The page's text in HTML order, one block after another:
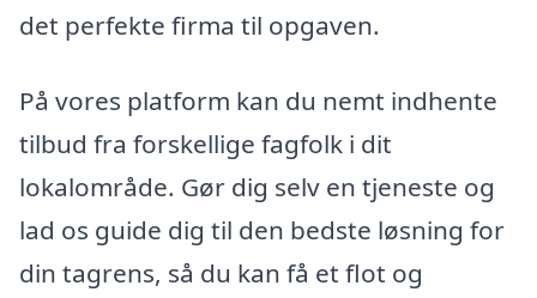
det perfekte firma til opgaven.
På vores platform kan du nemt indhente
tilbud fra forskellige fagfolk i dit
lokalområde. Gør dig selv en tjeneste og
lad os guide dig til den bedste løsning for
din tagrens, så du kan få et flot og